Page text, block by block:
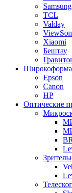
Samsung
TCL
Valday
Xiaomi
Бештау
Epson
Canon
HP
Оптические